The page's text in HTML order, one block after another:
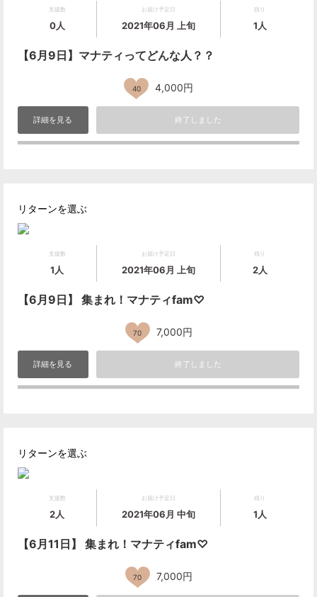
支援数
0人
お届け予定日
2021年06月 上旬
残り
1人
【6月9日】マナティってどんな人？？
40 4,000円
詳細を見る 終了しました
リターンを選ぶ
支援数
1人
お届け予定日
2021年06月 上旬
残り
2人
【6月9日】 集まれ！マナティfam♡
70 7,000円
詳細を見る 終了しました
リターンを選ぶ
支援数
2人
お届け予定日
2021年06月 中旬
残り
1人
【6月11日】 集まれ！マナティfam♡
70 7,000円